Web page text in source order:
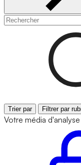
Trier par Filtrer par
Votre média